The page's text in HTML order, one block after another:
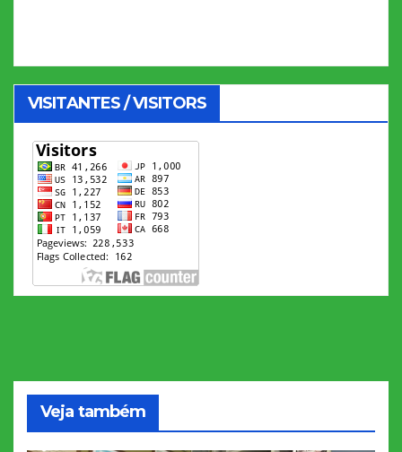
VISITANTES / VISITORS
Veja também